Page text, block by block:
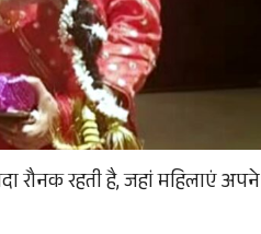
रौनक रहती है, जहां महिलाएं अपने